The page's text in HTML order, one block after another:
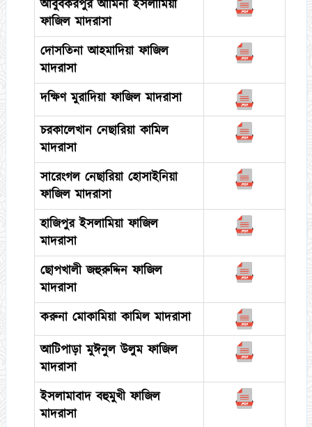
আবুবকরপুর আমিনা ইসলামিয়া
ফাজিল মাদরাসা
দোসতিনা আহমাদিয়া ফাজিল
মাদরাসা
দক্ষিণ মুরাদিয়া ফাজিল মাদরাসা
চরকালেখান নেছারিয়া কামিল
মাদরাসা
সারেংগল নেছারিয়া হোসাইনিয়া
ফাজিল মাদরাসা
হাজিপুর ইসলামিয়া ফাজিল
মাদরাসা
ছোপখালী জহুরুদ্দিন ফাজিল
মাদরাসা
করুনা মোকামিয়া কামিল মাদরাসা
আটিপাড়া মুঈনুল উলুম ফাজিল
মাদরাসা
ইসলামাবাদ বহুমুখী ফাজিল
মাদরাসা